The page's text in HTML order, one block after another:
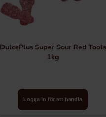
DulcePlus Super Sour Red Tools
1kg
Logga in för att handla